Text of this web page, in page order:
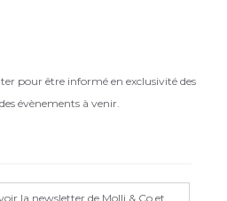
pour être informé en exclusivité des
évènements à venir.
la newsletter de Molli & Co et